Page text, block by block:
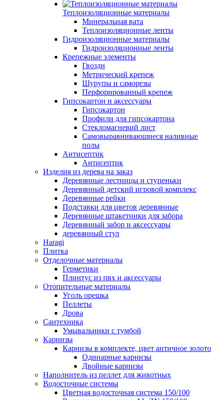
Теплоизоляционные материалы
Минеральная вата
Теплоизоляционные ленты
Гидроизоляционные материалы
Гидроизоляционные ленты
Крепежные элементы
Гвозди
Метрический крепеж
Шурупы и саморезы
Перфорированный крепеж
Гипсокартон и аксессуары
Гипсокартон
Профили для гипсокартона
Стекломагневий лист
Самовыравнивающиеся наливные
полы
Aнтисептик
Aнтисептик
Изделия из дерева на заказ
Деревянные лестницы и ступеньки
Деревянный детский игровой комплекс
Деревянные рейки
Подставки для цветов деревянные
Деревянные штакетники для забора
Деревянный забор и аксессуары
деревянный стул
Haragi
Плитка
Отделочные материалы
Герметики
Плинтус из пвх и аксессуары
Отопительные материалы
Уголь орешка
Пеллеты
Дрова
Сантехника
Умывальники с тумбой
Карнизы
Карнизы в комплекте, цвет античное золото
Одинарные карнизы
Двойные карнизы
Наполнитель из пеллет для животных
Водосточные системы
Цветная водосточная система 150/100